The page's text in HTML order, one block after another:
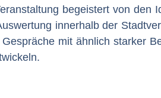
begeistert von den
innerhalb der
mit ähnlich starker